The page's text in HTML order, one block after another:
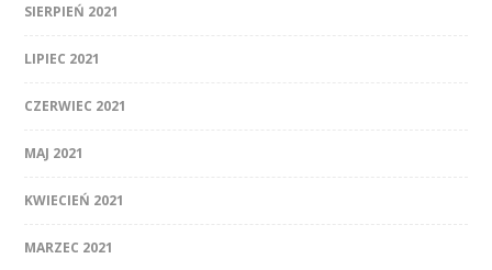
SIERPIEŃ 2021
LIPIEC 2021
CZERWIEC 2021
MAJ 2021
KWIECIEŃ 2021
MARZEC 2021